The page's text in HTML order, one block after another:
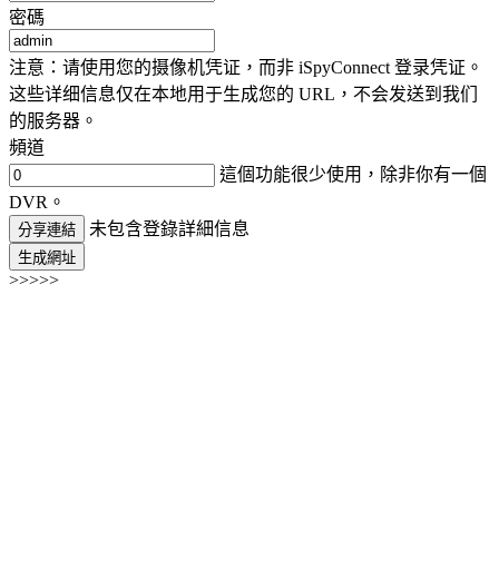
密碼
注意：请使用您的摄像机凭证，而非 iSpyConnect 登录凭证。
这些详细信息仅在本地用于生成您的 URL，不会发送到我们
的服务器。
頻道
這個功能很少使用，除非你有一個
DVR。
分享連結 未包含登錄詳細信息
生成網址
>>>>>